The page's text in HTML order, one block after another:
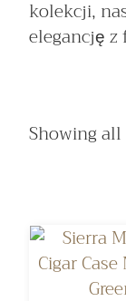
kolekcji,
elegancję
Showing